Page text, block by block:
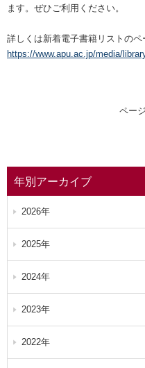
ます。ぜひご利用ください。
詳しくは新着電子書籍リストのペ
https://www.apu.ac.jp/media/
ペー
年別アーカイブ
2026年
2025年
2024年
2023年
2022年